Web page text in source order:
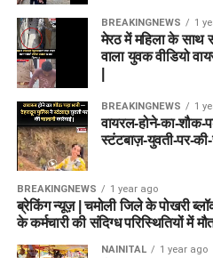
BREAKINGNEWS 1
मेरठ में महिला के
वाला युवक वीडियो
BREAKINGNEWS 1
वायरल-होने-का-शौक-
स्टंटबाज़-युवती-पर-की-
BREAKINGNEWS 1 year ago
ब्रेकिंग न्यूज़ | चमोली जिले के पोखरी
के कर्मचारी की संदिग्ध परिस्थितियों में
NAINITAL 1 year ago